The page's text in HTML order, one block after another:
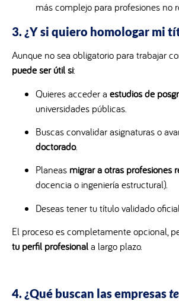
más complejo para profesiones no
3. ¿Y si quiero homologar mi
Aunque no sea obligatorio para trabajar
puede ser útil si:
Quieres acceder a estudios de
universidades públicas.
Buscas convalidar asignaturas o
doctorado.
Planeas migrar a otras profesiones
docencia o ingeniería estructural).
Deseas tener tu título validado
El proceso es completamente opcional,
tu perfil profesionala largo plazo.
4. ¿Qué buscan las empresas